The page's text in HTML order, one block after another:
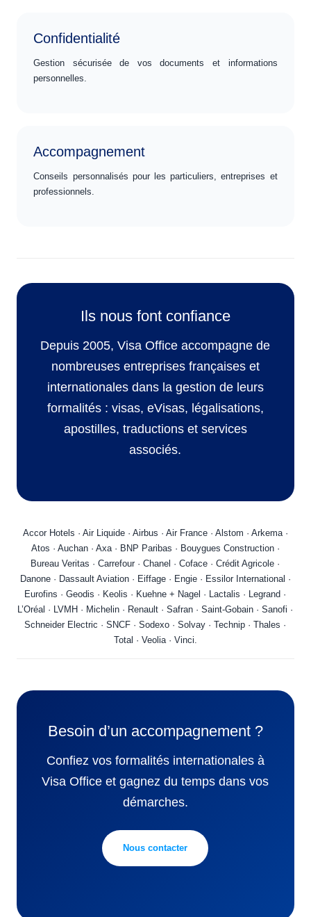
Confidentialité
Gestion sécurisée de vos documents et informations
personnelles.
Accompagnement
Conseils personnalisés pour les particuliers, entreprises et
professionnels.
Ils nous font confiance
Depuis 2005, Visa Office accompagne de
nombreuses entreprises françaises et
internationales dans la gestion de leurs
formalités : visas, eVisas, légalisations,
apostilles, traductions et services
associés.
Accor Hotels · Air Liquide · Airbus · Air France · Alstom · Arkema ·
Atos · Auchan · Axa · BNP Paribas · Bouygues Construction ·
Bureau Veritas · Carrefour · Chanel · Coface · Crédit Agricole ·
Danone · Dassault Aviation · Eiffage · Engie · Essilor International ·
Eurofins · Geodis · Keolis · Kuehne + Nagel · Lactalis · Legrand ·
L’Oréal · LVMH · Michelin · Renault · Safran · Saint-Gobain · Sanofi ·
Schneider Electric · SNCF · Sodexo · Solvay · Technip · Thales ·
Total · Veolia · Vinci.
Besoin d’un accompagnement ?
Confiez vos formalités internationales à
Visa Office et gagnez du temps dans vos
démarches.
Nous contacter